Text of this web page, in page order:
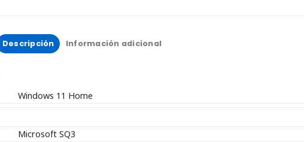
Descripción Información adicional
Windows 11 Home
Microsoft SQ3